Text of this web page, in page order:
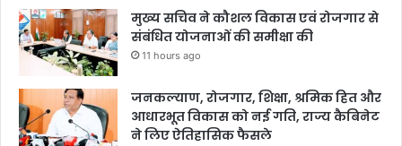
मुख्य सचिव ने कौशल विकास एवं रोजगार से
संबंधित योजनाओं की समीक्षा की
11 hours ago
जनकल्याण, रोजगार, शिक्षा, श्रमिक हित और
आधारभूत विकास को नई गति, राज्य कैबिनेट
ने लिए ऐतिहासिक फैसले